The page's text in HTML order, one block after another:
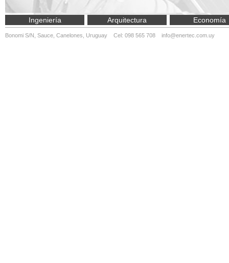
Ingeniería Arquitectura Economía
Bonomi S/N, Sauce, Canelones, Uruguay Cel: 098 565 708 info@enertec.com.uy